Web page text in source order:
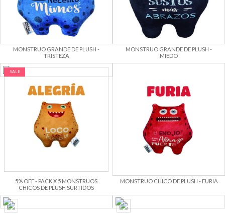
MONSTRUO GRANDE DE PLUSH -
TRISTEZA
MONSTRUO GRANDE DE PLUSH -
MIEDO
SALE
5% OFF - PACK X 5 MONSTRUOS
CHICOS DE PLUSH SURTIDOS
MONSTRUO CHICO DE PLUSH - FURIA